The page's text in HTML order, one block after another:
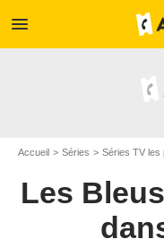
menu
Accueil Séries Séries TV les
Les